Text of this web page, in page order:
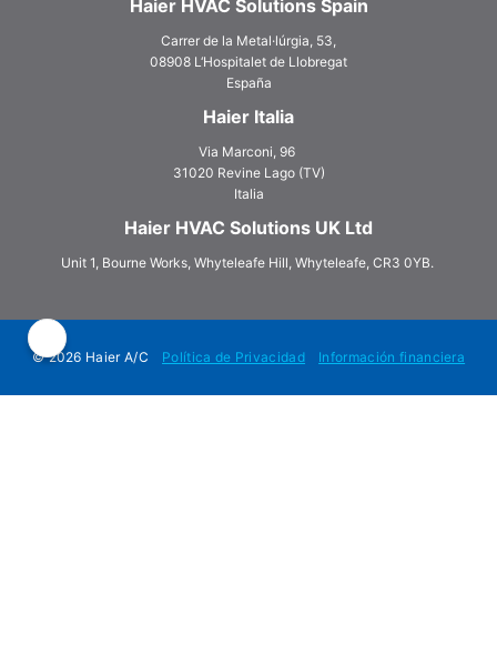
Haier HVAC Solutions Spain
Carrer de la Metal·lúrgia, 53,
08908 L‘Hospitalet de Llobregat
España
Haier Italia
Via Marconi, 96
31020 Revine Lago (TV)
Italia
Haier HVAC Solutions UK Ltd
Unit 1, Bourne Works, Whyteleafe Hill, Whyteleafe, CR3 0YB.
© 2026 Haier A/C Política de Privacidad Información financiera